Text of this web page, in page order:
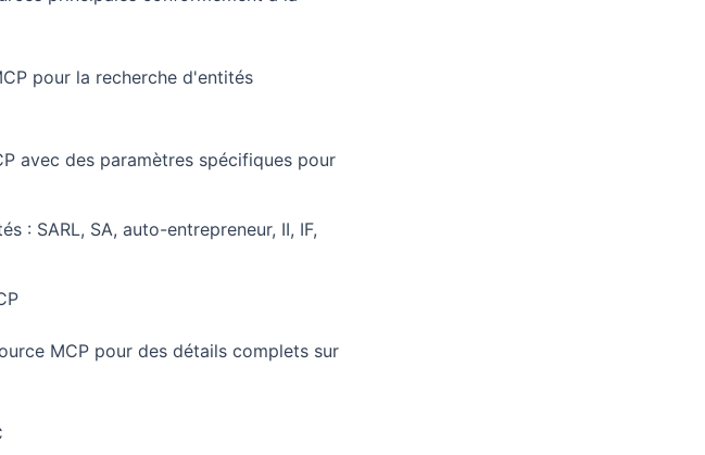
pour la recherche d'entités
avec des paramètres spécifiques pour
: SARL, SA, auto-entrepreneur, II, IF,
MCP pour des détails complets sur